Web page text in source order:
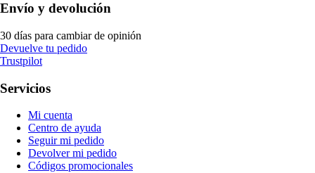
Envío y devolución
30 días para cambiar de opinión
Devuelve tu pedido
Trustpilot
Servicios
Mi cuenta
Centro de ayuda
Seguir mi pedido
Devolver mi pedido
Códigos promocionales